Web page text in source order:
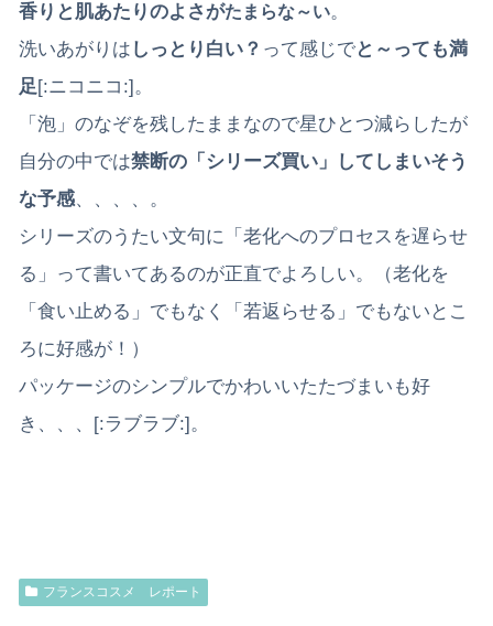
香りと肌あたりのよさがたまらな～い。
洗いあがりは しっとり白い？ って感じでと～っても満
足[:ニコニコ:]。
「泡」のなぞを残したままなので星ひとつ減らしたが
自分の中では禁断の「シリーズ買い」してしまいそう
な予感、、、、。
シリーズのうたい文句に「老化へのプロセスを遅らせ
る」って書いてあるのが正直でよろしい。（老化を
「食い止める」でもなく「若返らせる」でもないとこ
ろに好感が！）
パッケージのシンプルでかわいいたたづまいも好
き、、、[:ラブラブ:]。
フランスコスメ レポート